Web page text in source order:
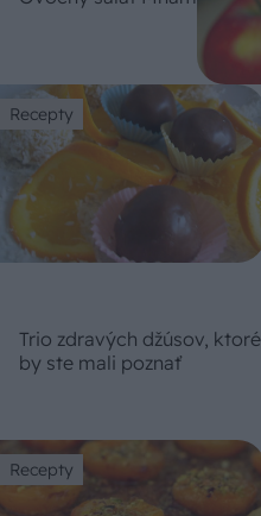
Recepty
Trio zdravých džúsov, ktoré
by ste mali poznať
Recepty